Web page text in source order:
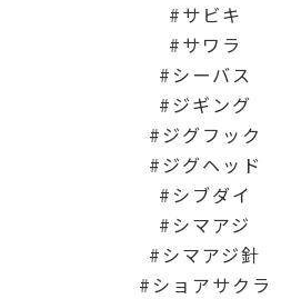
サビキ
サワラ
シーバス
ジギング
ジグフック
ジグヘッド
シブダイ
シマアジ
シマアジ針
ショアサクラ